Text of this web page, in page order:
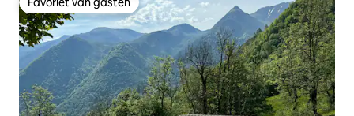
Favoriet van gasten